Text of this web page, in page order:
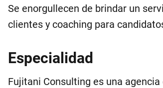
Se enorgullecen de brindar un
clientes y coaching para
Especialidad
Fujitani Consulting es una